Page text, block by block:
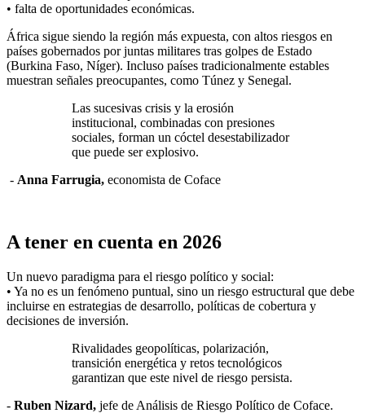
• falta de oportunidades económicas.
África sigue siendo la región más expuesta, con altos riesgos en
países gobernados por juntas militares tras golpes de Estado
(Burkina Faso, Níger). Incluso países tradicionalmente estables
muestran señales preocupantes, como Túnez y Senegal.
Las sucesivas crisis y la erosión
institucional, combinadas con presiones
sociales, forman un cóctel desestabilizador
que puede ser explosivo.
- Anna Farrugia, economista de Coface
A tener en cuenta en 2026
Un nuevo paradigma para el riesgo político y social:
• Ya no es un fenómeno puntual, sino un riesgo estructural que debe
incluirse en estrategias de desarrollo, políticas de cobertura y
decisiones de inversión.
Rivalidades geopolíticas, polarización,
transición energética y retos tecnológicos
garantizan que este nivel de riesgo persista.
- Ruben Nizard, jefe de Análisis de Riesgo Político de Coface.